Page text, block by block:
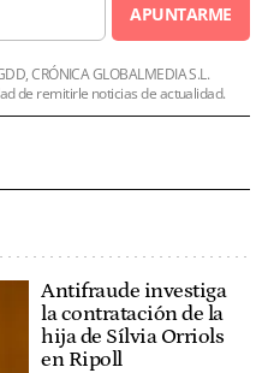
APUNTARME
CRÓNICA GLOBALMEDIA S.L.
de remitirle noticias de actualidad.
Antifraude investiga
la contratación de la
hija de Sílvia Orriols
en Ripoll